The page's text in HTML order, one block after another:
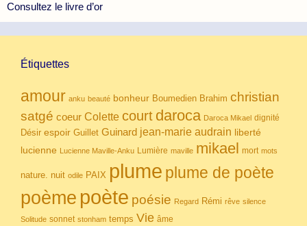
Consultez le livre d’or
Étiquettes
amour anku beauté bonheur Boumedien Brahim christian
satgé coeur Colette court daroca Daroca Mikael dignité
Désir espoir Guillet Guinard jean-marie audrain liberté
lucienne Lucienne Maville-Anku Lumière maville mikael mort mots
nature. nuit odile PAIX plume plume de poète
poème poète poésie Regard Rémi rêve silence
Solitude sonnet stonham temps Vie âme